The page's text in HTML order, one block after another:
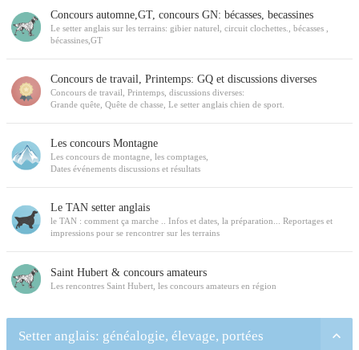
Concours automne,GT, concours GN: bécasses, becassines
Le setter anglais sur les terrains: gibier naturel, circuit clochettes., bécasses ,
bécassines,GT
Concours de travail, Printemps: GQ et discussions diverses
Concours de travail, Printemps, discussions diverses:
Grande quête, Quête de chasse, Le setter anglais chien de sport.
Les concours Montagne
Les concours de montagne, les comptages,
Dates événements discussions et résultats
Le TAN setter anglais
le TAN : comment ça marche .. Infos et dates, la préparation... Reportages et
impressions pour se rencontrer sur les terrains
Saint Hubert & concours amateurs
Les rencontres Saint Hubert, les concours amateurs en région
Setter anglais: généalogie, élevage, portées